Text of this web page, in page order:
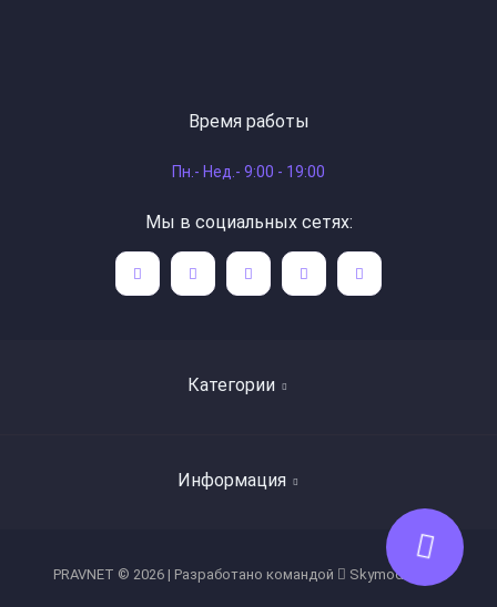
Категории
Поиск книг по авторам
Богословие, труды святых отцов
Информация
Время работы
Пн.- Нед.- 9:00 - 19:00
Мы в социальных сетях:
PRAVNET © 2026 | Разработано командой Skymod Team